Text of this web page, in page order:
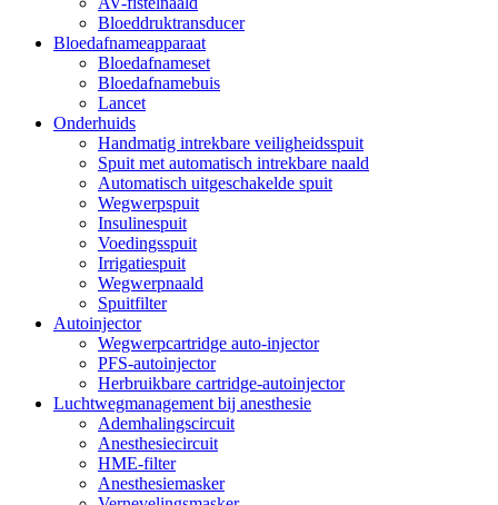
Bloeddruktransducer
Bloedafnameapparaat
Bloedafnameset
Bloedafnamebuis
Lancet
Onderhuids
Handmatig intrekbare veiligheidsspuit
Spuit met automatisch intrekbare naald
Automatisch uitgeschakelde spuit
Wegwerpspuit
Insulinespuit
Voedingsspuit
Irrigatiespuit
Wegwerpnaald
Spuitfilter
Autoinjector
Wegwerpcartridge auto-injector
PFS-autoinjector
Herbruikbare cartridge-autoinjector
Luchtwegmanagement bij anesthesie
Ademhalingscircuit
Anesthesiecircuit
HME-filter
Anesthesiemasker